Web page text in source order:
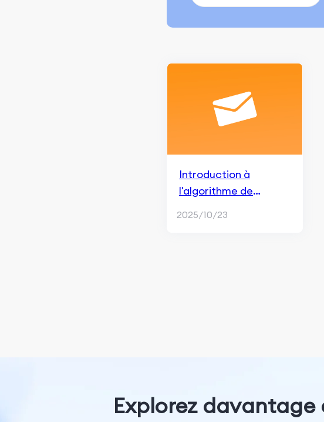
Introduction à
l'algorithme de
Play Store
2025/10/23
Explorez davantage